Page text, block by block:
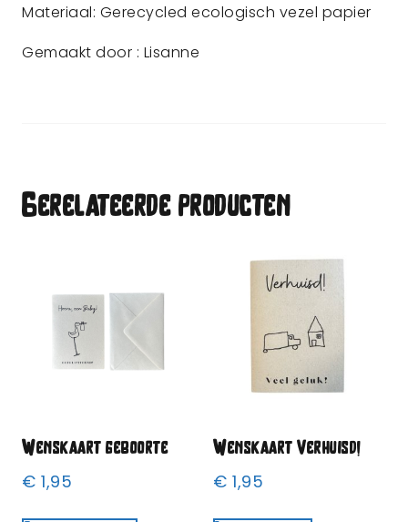
Materiaal: Gerecycled ecologisch vezel papier
Gemaakt door : Lisanne
Gerelateerde producten
Wenskaart geboorte
€ 1,95
Wenskaart Verhuisd!
€ 1,95